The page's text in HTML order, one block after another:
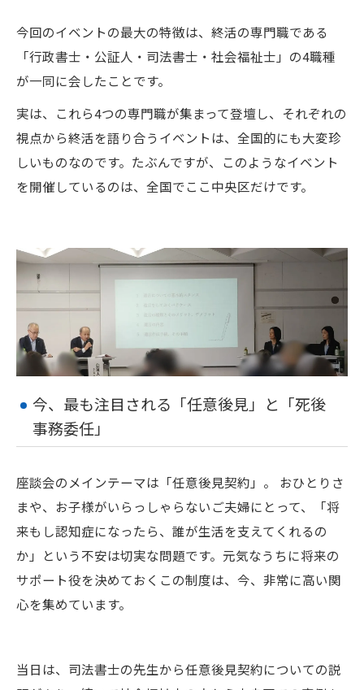
今回のイベントの最大の特徴は、終活の専門職である
「行政書士・公証人・司法書士・社会福祉士」の4職種
が一同に会したことです。
実は、これら4つの専門職が集まって登壇し、それぞれの
視点から終活を語り合うイベントは、全国的にも大変珍
しいものなのです。たぶんですが、このようなイベント
を開催しているのは、全国でここ中央区だけです。
今、最も注目される「任意後見」と「死後
事務委任」
座談会のメインテーマは「任意後見契約」。 おひとりさ
まや、お子様がいらっしゃらないご夫婦にとって、「将
来もし認知症になったら、誰が生活を支えてくれるの
か」という不安は切実な問題です。元気なうちに将来の
サポート役を決めておくこの制度は、今、非常に高い関
心を集めています。
当日は、司法書士の先生から任意後見契約についての説